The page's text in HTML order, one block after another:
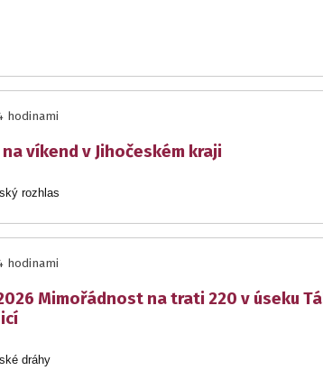
hodinami
víkend v Jihočeském kraji
rozhlas
hodinami
Mimořádnost na trati 220 v úseku
dráhy